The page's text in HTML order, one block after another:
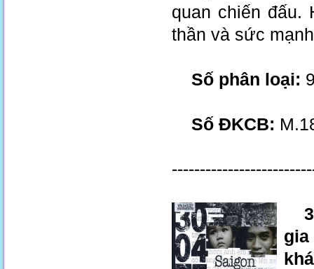
quan chiến đấu.
thần và sức
Số phân loại:
Số ĐKCB: